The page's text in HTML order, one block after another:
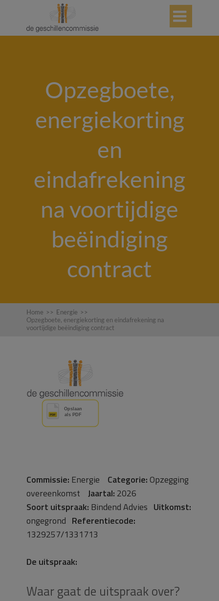

Opzegboete,
energiekorting
en
eindafrekening
na voortijdige
beëindiging
contract
Home >> Energie >>
Opzegboete, energiekorting en eindafrekening na
voortijdige beëindiging contract
Commissie: Energie Categorie:Opzegging
overeenkomst Jaartal: 2026
Soort uitspraak: Bindend Advies Uitkomst:
ongegrond Referentiecode:
1329257/1331713
De uitspraak:
Waar gaat de uitspraak over?